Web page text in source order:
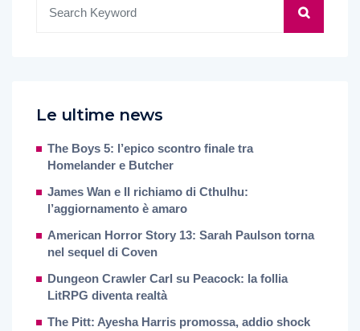
Le ultime news
The Boys 5: l’epico scontro finale tra
Homelander e Butcher
James Wan e Il richiamo di Cthulhu:
l’aggiornamento è amaro
American Horror Story 13: Sarah Paulson torna
nel sequel di Coven
Dungeon Crawler Carl su Peacock: la follia
LitRPG diventa realtà
The Pitt: Ayesha Harris promossa, addio shock